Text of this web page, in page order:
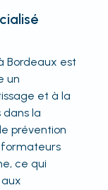
Bordeaux est
un
et à la
la
prévention
formateurs
ce qui